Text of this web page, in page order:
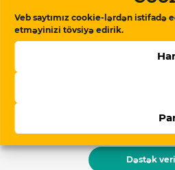
Veb saytımız cookie-lərdən istifadə
etməyinizi tövsiyə edirik.
Dəstək verin
Meydan TV
davamlı olması üçün
birdəfəlik yardımlarla
Dəstək